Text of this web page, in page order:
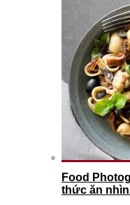
Food
thức ăn